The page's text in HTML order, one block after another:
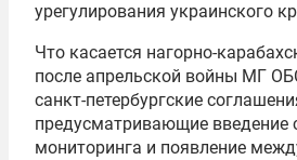
урегулирования украинского
Что касается нагорно-
после апрельской войны МГ
санкт-петербургские
предусматривающие введение
мониторинга и появление